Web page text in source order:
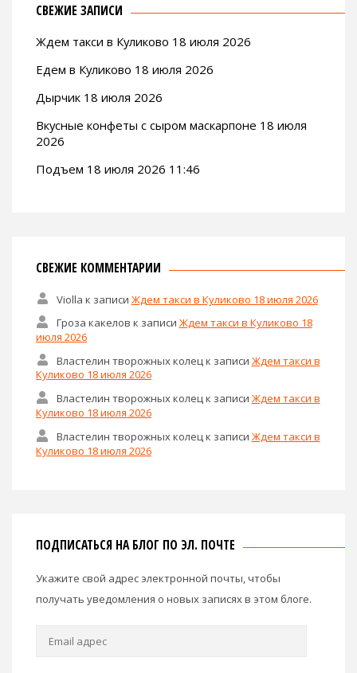
СВЕЖИЕ ЗАПИСИ
Ждем такси в Куликово 18 июля 2026
Едем в Куликово 18 июля 2026
Дырчик 18 июля 2026
Вкусные конфеты с сыром маскарпоне 18 июля
2026
Подъем 18 июля 2026 11:46
СВЕЖИЕ КОММЕНТАРИИ
Violla к записи Ждем такси в Куликово 18 июля 2026
Гроза какелов к записи Ждем такси в Куликово 18
июля 2026
Властелин творожных колец к записи Ждем такси в
Куликово 18 июля 2026
Властелин творожных колецк записи Ждем такси в
Куликово 18 июля 2026
Властелин творожных колецк записи Ждем такси в
Куликово 18 июля 2026
ПОДПИСАТЬСЯ НА БЛОГ ПО ЭЛ. ПОЧТЕ
Укажите свой адрес электронной почты, чтобы
получать уведомления о новых записях в этом блоге.
Email